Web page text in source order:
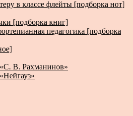
в классе флейты [подборка нот]
[подборка книг]
педагогика [подборка
В. Рахманинов»